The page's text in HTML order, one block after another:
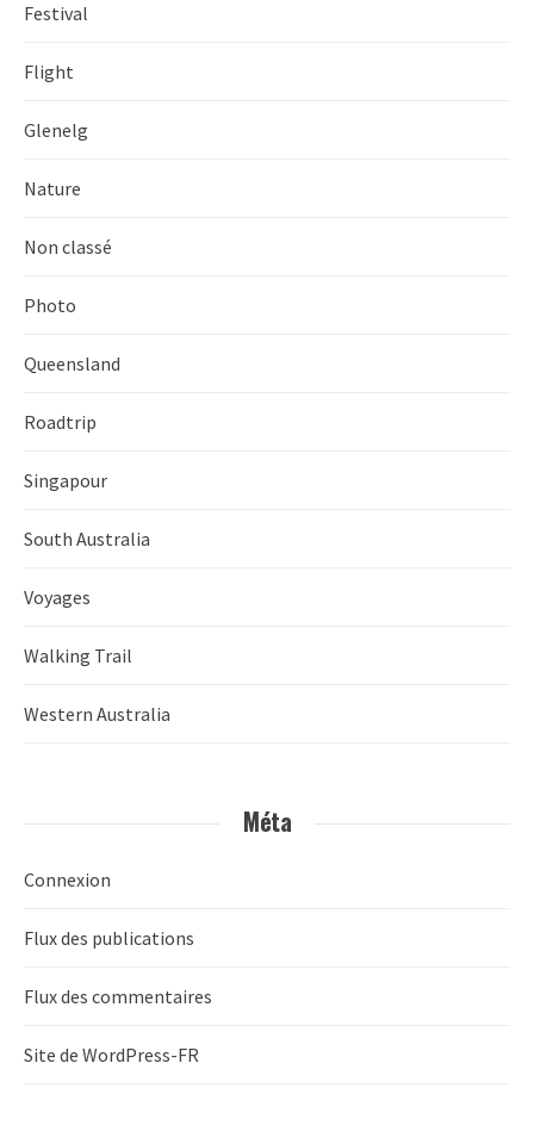
Festival
Flight
Glenelg
Nature
Non classé
Photo
Queensland
Roadtrip
Singapour
South Australia
Voyages
Walking Trail
Western Australia
Méta
Connexion
Flux des publications
Flux des commentaires
Site de WordPress-FR